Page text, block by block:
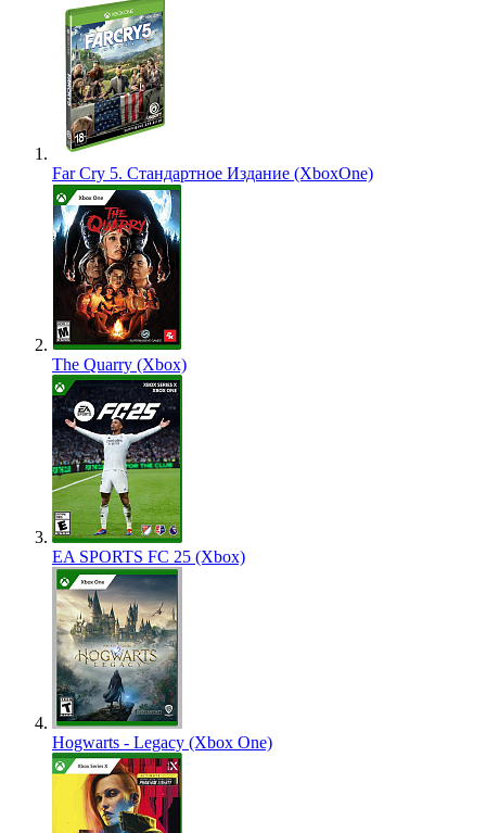
Far Cry 5. Стандартное Издание (XboxOne)
The Quarry (Xbox)
EA SPORTS FC 25 (Xbox)
Hogwarts - Legacy (Xbox One)